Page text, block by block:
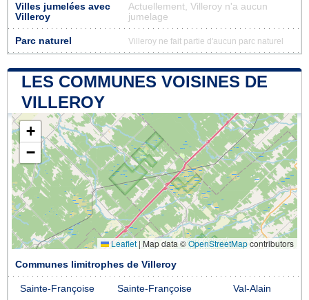
Villes jumelées avec
Villeroy
Actuellement, Villeroy n'a aucun
jumelage
Parc naturel Villeroy ne fait partie d'aucun parc naturel
LES COMMUNES VOISINES DE
VILLEROY
+
−
Leaflet | Map data ©OpenStreetMapcontributors
Communes limitrophes de Villeroy
Sainte-Françoise Sainte-Françoise Val-Alain